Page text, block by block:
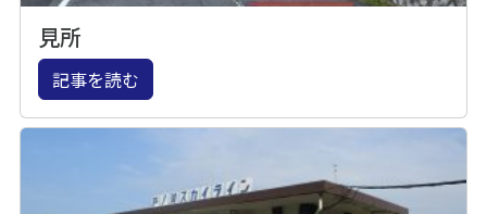
見所
記事を読む